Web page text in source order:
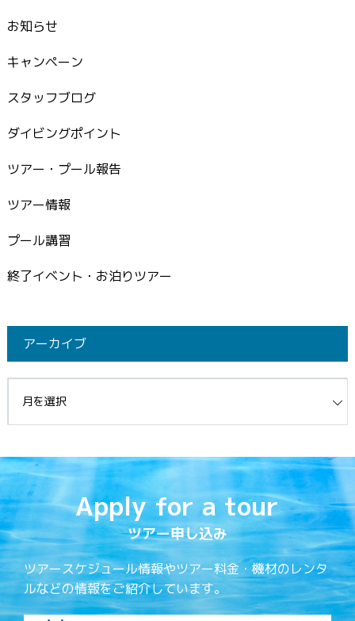
お知らせ
キャンペーン
スタッフブログ
ダイビングポイント
ツアー・プール報告
ツアー情報
プール講習
終了イベント・お泊りツアー
アーカイブ
Apply for a tour
ツアー申し込み
ツアースケジュール情報やツアー料金・機材のレンタ
ルなどの情報をご紹介しています。